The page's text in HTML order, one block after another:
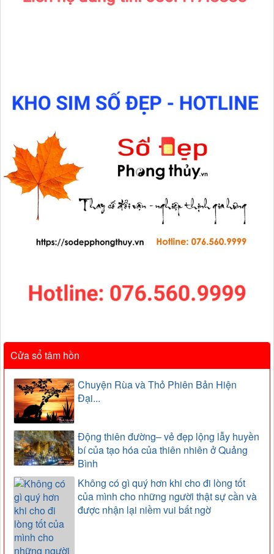
Cửa sổ tâm hồn
Chuyện Rùa và Thỏ Phiên Bản Hiện
Đại...
Động thiên đường– vẻ đẹp lộng lẫy huyền
bí của tạo hóa của thiên nhiên ở Quảng
Bình
Không có gì quý hơn khi cho đi lòng tốt
của mình cho những người thật sự cần và
được nhận lại niềm vui bất ngờ